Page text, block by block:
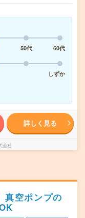
50代
60代
しずか
詳しく見る
会社
真空ポンプの